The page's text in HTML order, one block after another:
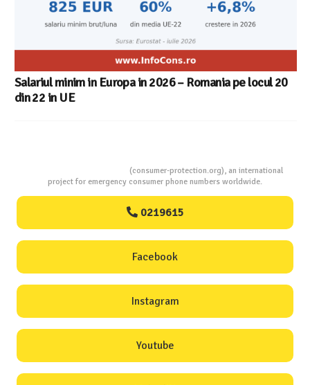
Salariul minim in Europa in 2026 – Romania pe locul 20
din 22 in UE
(consumer-protection.org), an international
project for emergency consumer phone numbers worldwide.
0219615
Facebook
Instagram
Youtube